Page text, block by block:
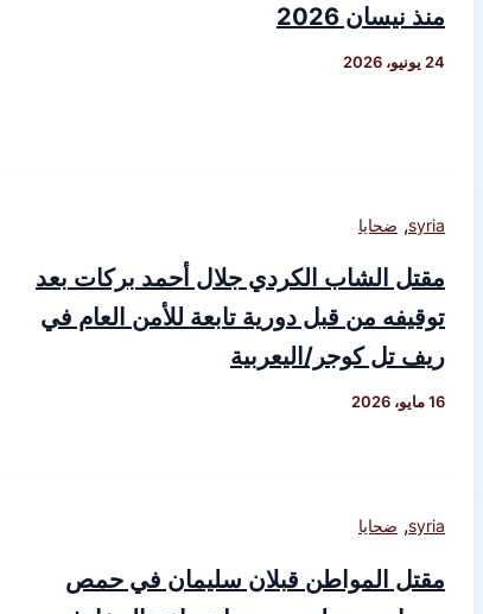
منذ نيسان 2026
24 يونيو، 2026
syria
, ضحايا
مقتل الشاب الكردي جلال أحمد بركات بعد
توقيفه من قبل دورية تابعة للأمن العام في
ريف تل كوجر/اليعربية
16 مايو، 2026
syria
, ضحايا
مقتل المواطن قبلان سليمان في حمص